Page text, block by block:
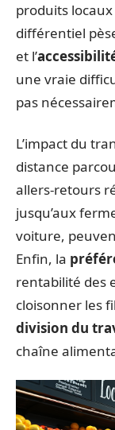
produits
différentiel
et l’
une vraie
pas
L’impact du
distance
allers-retours
jusqu’aux
voiture,
Enfin, la
rentabilité des
cloisonner les
division du
chaîne